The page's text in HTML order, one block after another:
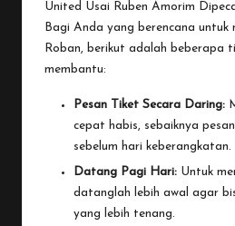
United Usai Ruben Amorim
Bagi Anda yang berencana untuk
Roban, berikut adalah beberapa
membantu:
Pesan Tiket Secara Daring:
cepat habis, sebaiknya
sebelum hari keberangkatan.
Datang Pagi Hari: Untuk
datanglah lebih awal agar
yang lebih tenang.